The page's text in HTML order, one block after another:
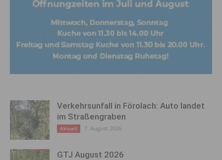
Verkehrsunfall in Förolach: Auto landet
im Straßengraben
Aktuell 7. August 2026
GTJ August 2026